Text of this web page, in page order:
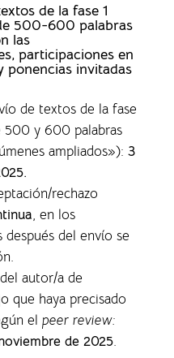
de la fase 1
500-600 palabras
las
participaciones en
ponencias invitadas
de textos de la fase
500 y 600 palabras
ampliados»): 3
rechazo
, en los
del envío se
autor/a de
que haya precisado
el peer review:
de 2025.